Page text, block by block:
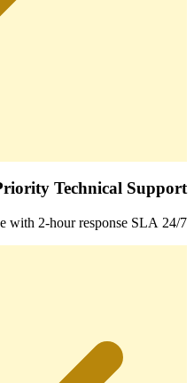
Technical Support
24/7 dedicated support line with 2-hour response SLA